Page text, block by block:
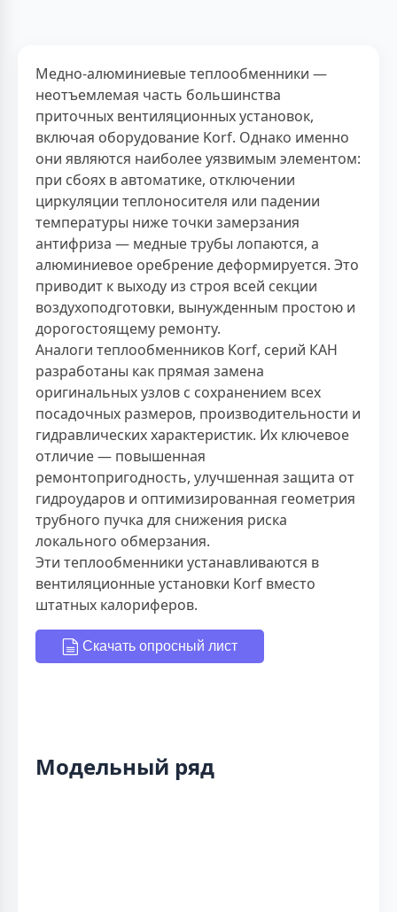
Медно-алюминиевые теплообменники —
неотъемлемая часть большинства
приточных вентиляционных установок,
включая оборудование Korf. Однако именно
они являются наиболее уязвимым элементом:
при сбоях в автоматике, отключении
циркуляции теплоносителя или падении
температуры ниже точки замерзания
антифриза — медные трубы лопаются, а
алюминиевое оребрение деформируется. Это
приводит к выходу из строя всей секции
воздухоподготовки, вынужденным простою и
дорогостоящему ремонту.
Аналоги теплообменников Korf, серий КАН
разработаны как прямая замена
оригинальных узлов с сохранением всех
посадочных размеров, производительности и
гидравлических характеристик. Их ключевое
отличие — повышенная
ремонтопригодность, улучшенная защита от
гидроударов и оптимизированная геометрия
трубного пучка для снижения риска
локального обмерзания.
Эти теплообменники устанавливаются в
вентиляционные установки Korf вместо
штатных калориферов.
Скачать опросный лист
Модельный ряд